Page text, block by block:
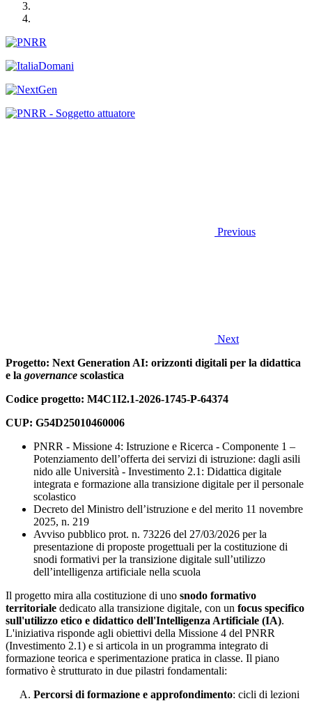
Previous
Next
Progetto: Next Generation AI: orizzonti digitali per la didattica
e la governance scolastica
Codice progetto: M4C1I2.1-2026-1745-P-64374
CUP: G54D25010460006
PNRR - Missione 4: Istruzione e Ricerca - Componente 1 –
Potenziamento dell’offerta dei servizi di istruzione: dagli asili
nido alle Università - Investimento 2.1: Didattica digitale
integrata e formazione alla transizione digitale per il personale
scolastico
Decreto del Ministro dell’istruzione e del merito 11 novembre
2025, n. 219
Avviso pubblico prot. n. 73226 del 27/03/2026 per la
presentazione di proposte progettuali per la costituzione di
snodi formativi per la transizione digitale sull’utilizzo
dell’intelligenza artificiale nella scuola
Il progetto mira alla costituzione di uno snodo formativo
territoriale dedicato alla transizione digitale, con un focus specifico
sull'utilizzo etico e didattico dell'Intelligenza Artificiale (IA).
L'iniziativa risponde agli obiettivi della Missione 4 del PNRR
(Investimento 2.1) e si articola in un programma integrato di
formazione teorica e sperimentazione pratica in classe. Il piano
formativo è strutturato in due pilastri fondamentali:
Percorsi di formazione e approfondimento: cicli di lezioni